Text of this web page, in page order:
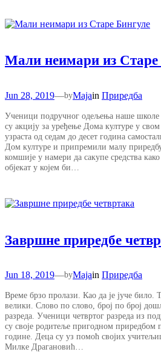
Мали неимари из Старе
Jun 28, 2019—byMajain Приредба
Ученици подручног одељења наше школе
су акцију за уређење Дома културе у
узраста од седам до десет година
Дом културе и припремили малу
комшије у намери да сакупе средства
објекат у којем би…
Завршне приредбе
Jun 18, 2019—byMajain Приредба
Време брзо пролази. Као да је јуче било.
велики. Слово по слово, број по број
разреда. Ученици четвртог разреда из
су своје родитеље пригодном приредбом
године. Деца су уз помоћ својих
Милке Драгановић…